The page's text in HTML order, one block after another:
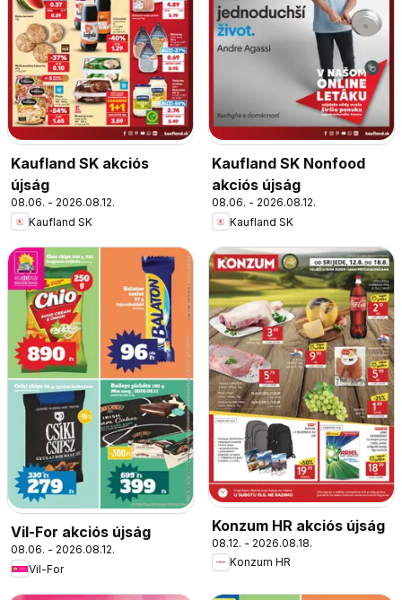
Kaufland SK akciós
újság
08.06. - 2026.08.12.
Kaufland SK
Kaufland SK Nonfood
akciós újság
08.06. - 2026.08.12.
Kaufland SK
Vil-For akciós újság
08.06. - 2026.08.12.
Vil-For
Konzum HR akciós újság
08.12. - 2026.08.18.
Konzum HR